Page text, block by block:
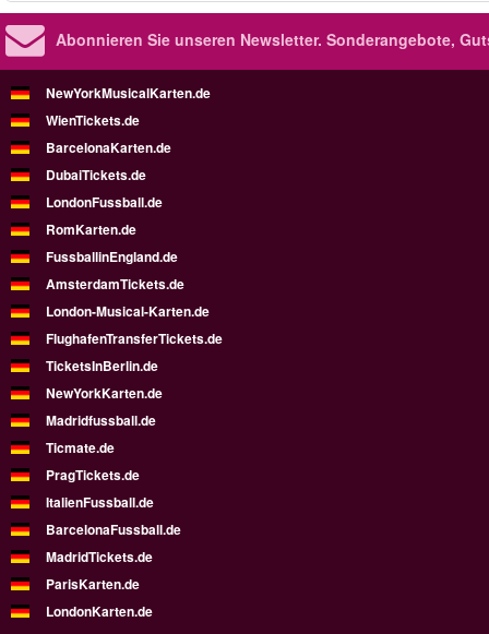
Abonnieren Sie unseren Newsletter. Sonderangebote,
NewYorkMusicalKarten.de
WienTickets.de
BarcelonaKarten.de
DubaiTickets.de
LondonFussball.de
RomKarten.de
FussballinEngland.de
AmsterdamTickets.de
London-Musical-Karten.de
FlughafenTransferTickets.de
TicketsInBerlin.de
NewYorkKarten.de
Madridfussball.de
Ticmate.de
PragTickets.de
ItalienFussball.de
BarcelonaFussball.de
MadridTickets.de
ParisKarten.de
LondonKarten.de